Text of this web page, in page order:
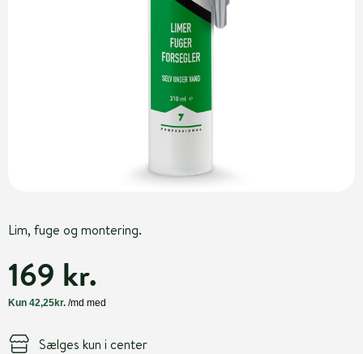
Lim, fuge og montering.
169 kr.
Sælges kun i center